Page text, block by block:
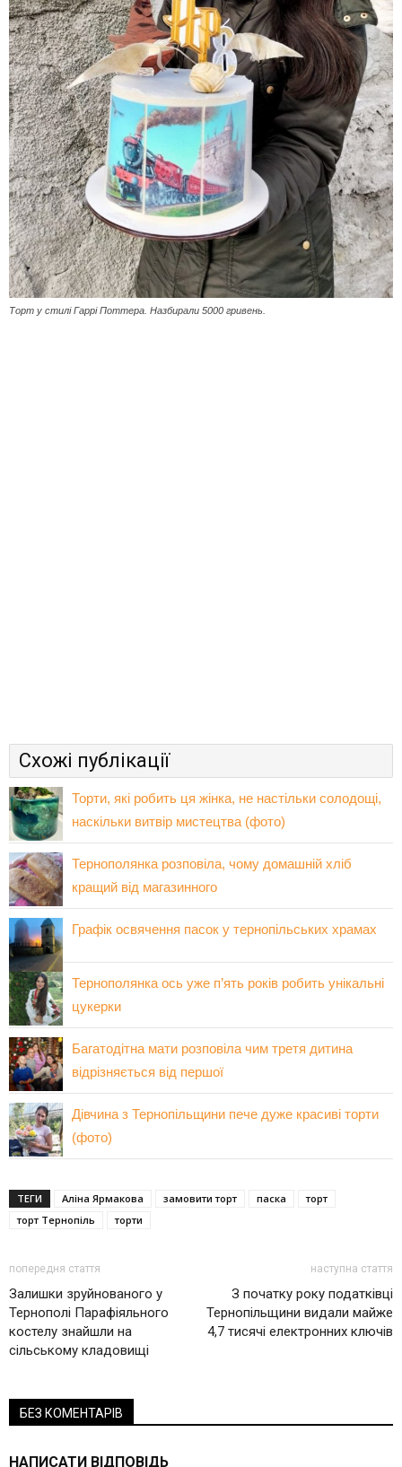
Торт у стилі Гаррі Поттера. Назбирали 5000 гривень.
Схожі публікації
Торти, які робить ця жінка, не настільки солодощі,
наскільки витвір мистецтва (фото)
Тернополянка розповіла, чому домашній хліб
кращий від магазинного
Графік освячення пасок у тернопільських храмах
Тернополянка ось уже п’ять років робить унікальні
цукерки
Багатодітна мати розповіла чим третя дитина
відрізняється від першої
Дівчина з Тернопільщини пече дуже красиві торти
(фото)
ТЕГИ Аліна Ярмакова замовити торт паска
торт
торт Тернопіль
торти
попередня стаття
Залишки зруйнованого у
Тернополі Парафіяльного
костелу знайшли на
сільському кладовищі
наступна стаття
З початку року податківці
Тернопільщини видали майже
4,7 тисячі електронних ключів
БЕЗ КОМЕНТАРІВ
НАПИСАТИ ВІДПОВІДЬ